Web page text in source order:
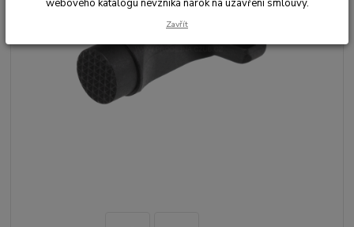
webového katalogu nevzniká nárok na uzavření smlouvy.
Zavřít